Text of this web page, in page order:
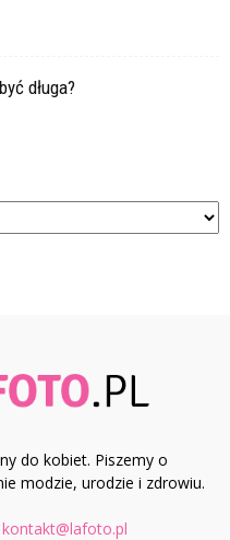
długa?
do kobiet. Piszemy o
modzie, urodzie i zdrowiu.
kontakt@lafoto.pl